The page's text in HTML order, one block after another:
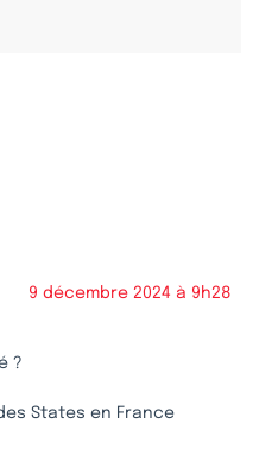
9 décembre 2024 à 9h28
?
States en France